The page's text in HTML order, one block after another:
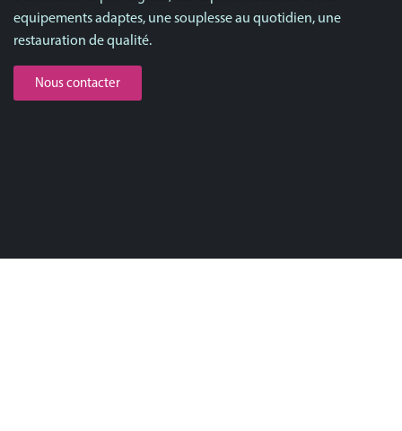
equipements adaptes, une souplesse au quotidien, une
restauration de qualité.
Nous contacter